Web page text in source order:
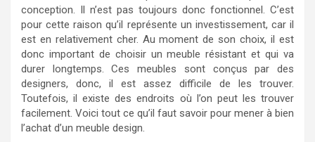
conception. Il n’est pas toujours donc fonctionnel. C’est
pour cette raison qu’il représente un investissement, car il
est en relativement cher. Au moment de son choix, il est
donc important de choisir un meuble résistant et qui va
durer longtemps. Ces meubles sont conçus par des
designers, donc, il est assez difficile de les trouver.
Toutefois, il existe des endroits où l’on peut les trouver
facilement. Voici tout ce qu’il faut savoir pour mener à bien
l’achat d’un meuble design.